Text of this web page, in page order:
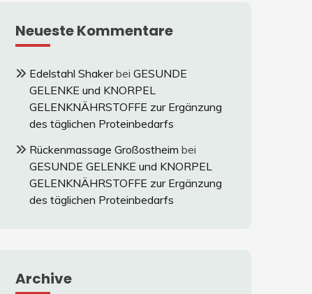
Neueste Kommentare
Edelstahl Shakerbei GESUNDE
GELENKE und KNORPEL
GELENKNÄHRSTOFFE zur Ergänzung
des täglichen Proteinbedarfs
Rückenmassage Großostheim bei
GESUNDE GELENKE und KNORPEL
GELENKNÄHRSTOFFE zur Ergänzung
des täglichen Proteinbedarfs
Archive